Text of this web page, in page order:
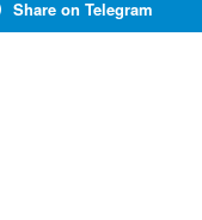
Share on Telegram